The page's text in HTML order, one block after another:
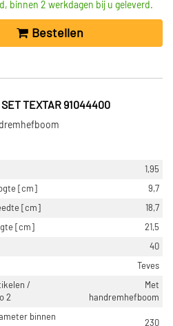
binnen 2 werkdagen bij u geleverd.
Bestellen
SET TEXTAR 91044400
1,95
[cm]
9,7
[cm]
18,7
[cm]
21,5
40
Teves
/
2
Met
handremhefboom
binnen
230